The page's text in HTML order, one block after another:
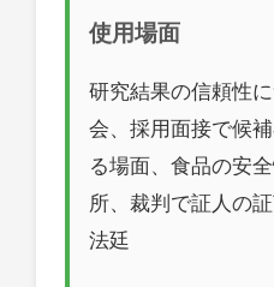
使用場面
研究結果の信頼性
会、採用面接で候
る場面、食品の安
所、裁判で証人の
法廷